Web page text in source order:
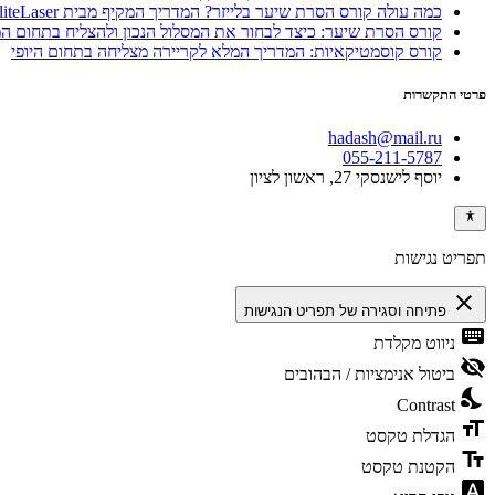
כמה עולה קורס הסרת שיער בלייזר? המדריך המקיף מבית EliteLaser
קורס הסרת שיער: כיצד לבחור את המסלול הנכון ולהצליח בתחום
קורס קוסמטיקאיות: המדריך המלא לקריירה מצליחה בתחום היופי
פרטי התקשרות
hadash@mail.ru
055-211-5787
יוסף לישנסקי 27, ראשון לציון
תפריט נגישות
close פתיחה וסגירה של תפריט הנגישות
keyboard ניווט מקלדת
visibility_off ביטול אנימציות / הבהובים
nights_stay
Contrast
format_size הגדלת טקסט
text_fields הקטנת טקסט